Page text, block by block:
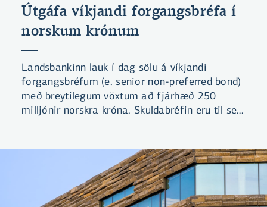
Útgáfa víkjandi forgangsbréfa í
norskum krónum
Landsbankinn lauk í dag sölu á víkjandi
forgangsbréfum (e. senior non-preferred bond)
með breytilegum vöxtum að fjárhæð 250
milljónir norskra króna. Skuldabréfin eru til sex
125 punkta álag á þriggja mánaða
millibankavexti í norskum krónum.